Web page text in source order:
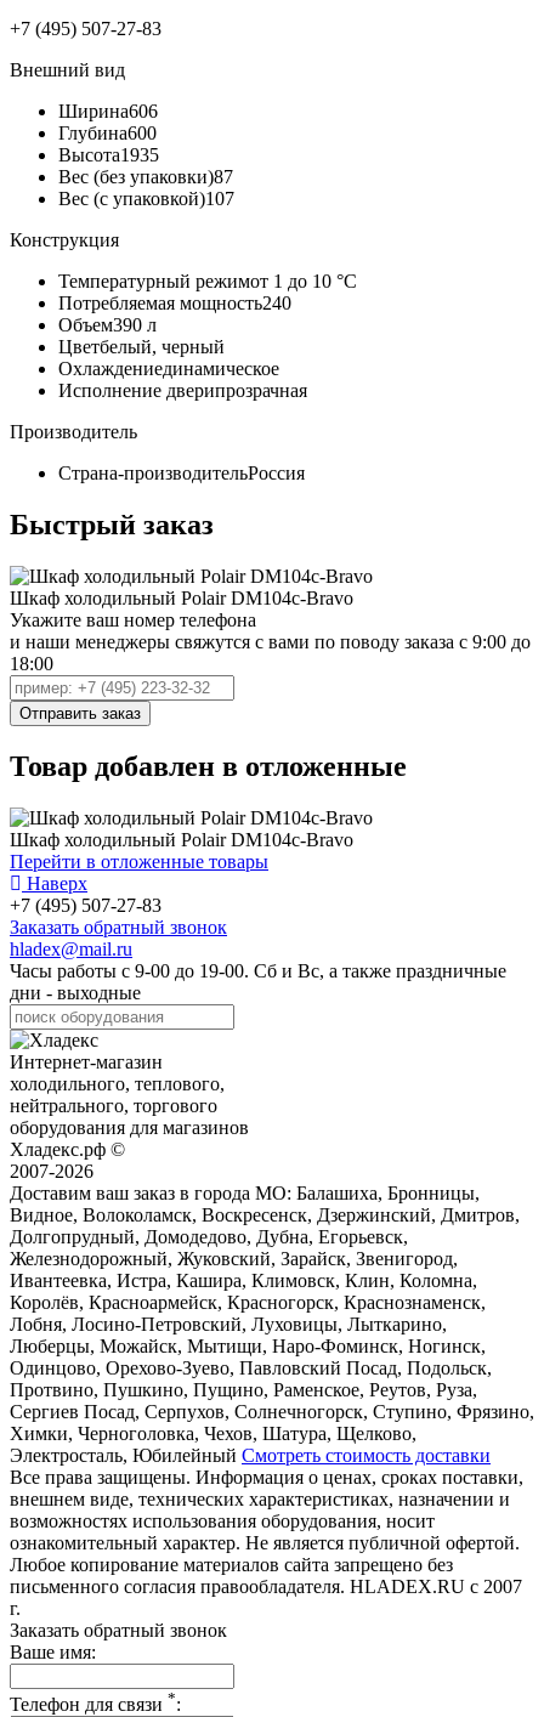
+7 (495) 507-27-83
Внешний вид
Ширина606
Глубина600
Высота1935
Вес (без упаковки)87
Вес (с упаковкой)107
Конструкция
Температурный режимот 1 до 10 °C
Потребляемая мощность240
Объем390 л
Цветбелый, черный
Охлаждениединамическое
Исполнение дверипрозрачная
Производитель
Страна-производительРоссия
Быстрый заказ
Шкаф холодильный Polair DM104c-Bravo
Укажите ваш номер телефона
и наши менеджеры свяжутся с вами по поводу заказа с 9:00 до
18:00
Товар добавлен в отложенные
Шкаф холодильный Polair DM104c-Bravo
Перейти в отложенные товары
Наверх
+7 (495) 507-27-83
Заказать обратный звонок
hladex@mail.ru
Часы работы с 9-00 до 19-00. Сб и Вс, а также праздничные
дни - выходные
Интернет-магазин
холодильного, теплового,
нейтрального, торгового
оборудования для магазинов
Хладекс.рф ©
2007-2026
Доставим ваш заказ в города МО: Балашиха, Бронницы,
Видное, Волоколамск, Воскресенск, Дзержинский, Дмитров,
Долгопрудный, Домодедово, Дубна, Егорьевск,
Железнодорожный, Жуковский, Зарайск, Звенигород,
Ивантеевка, Истра, Кашира, Климовск, Клин, Коломна,
Королёв, Красноармейск, Красногорск, Краснознаменск,
Лобня, Лосино-Петровский, Луховицы, Лыткарино,
Люберцы, Можайск, Мытищи, Наро-Фоминск, Ногинск,
Одинцово, Орехово-Зуево, Павловский Посад, Подольск,
Протвино, Пушкино, Пущино, Раменское, Реутов, Руза,
Сергиев Посад, Серпухов, Солнечногорск, Ступино, Фрязино,
Химки, Черноголовка, Чехов, Шатура, Щелково,
Электросталь, Юбилейный Смотреть стоимость доставки
Все права защищены. Информация о ценах, сроках поставки,
внешнем виде, технических характеристиках, назначении и
возможностях использования оборудования, носит
ознакомительный характер. Не является публичной офертой.
Любое копирование материалов сайта запрещено без
письменного согласия правообладателя. HLADEX.RU c 2007
г.
Заказать обратный звонок
Ваше имя:
Телефон для связи *: